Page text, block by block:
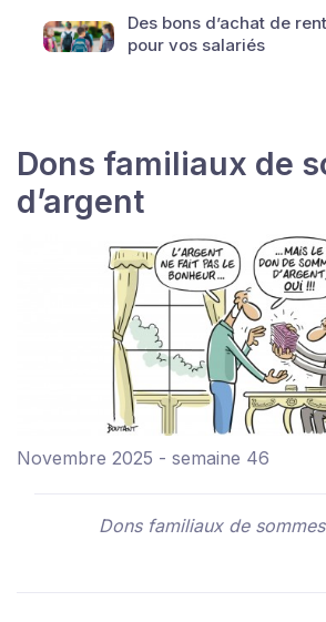
Des bons d’achat de
pour vos salariés
Dons familiaux de
d’argent
Novembre 2025 - semaine 46
Dons familiaux de sommes